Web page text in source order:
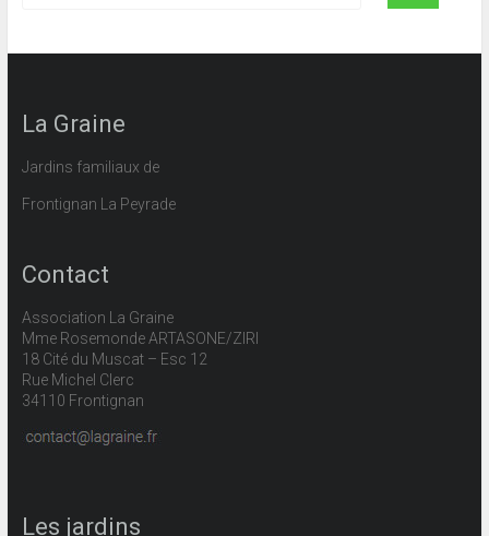
La Graine
Jardins familiaux de
Frontignan La Peyrade
Contact
Association La Graine
Mme Rosemonde ARTASONE/ZIRI
18 Cité du Muscat – Esc 12
Rue Michel Clerc
34110 Frontignan
Les jardins